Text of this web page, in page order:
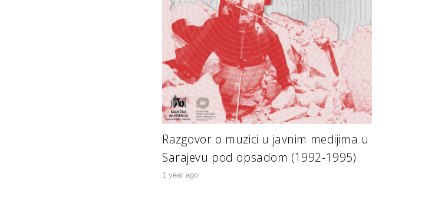
Razgovor o muzici u javnim medijima u
Sarajevu pod opsadom (1992-1995)
1 year ago